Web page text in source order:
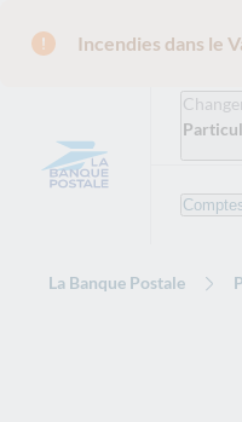
Incendies dans le
La Banque Postale